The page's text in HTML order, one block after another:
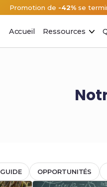
Promotion de -42% se
Accueil Ressources
GUIDE OPPORTUNITÉS